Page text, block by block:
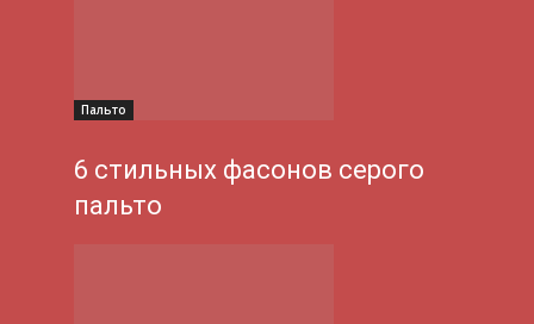
Пальто
6 стильных фасонов серого
пальто